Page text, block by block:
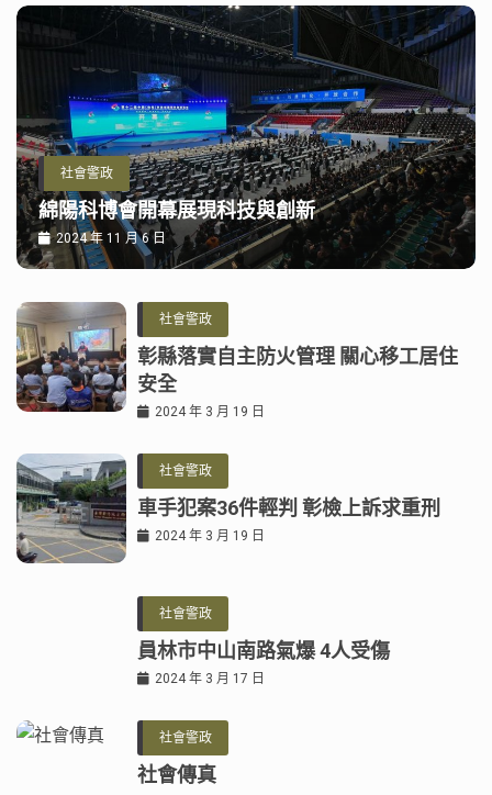
社會警政
綿陽科博會開幕展現科技與創新
2024 年 11 月 6 日
社會警政
彰縣落實自主防火管理 關心移工居住
安全
2024 年 3 月 19 日
社會警政
車手犯案36件輕判 彰檢上訴求重刑
2024 年 3 月 19 日
社會警政
員林市中山南路氣爆 4人受傷
2024 年 3 月 17 日
社會警政
社會傳真